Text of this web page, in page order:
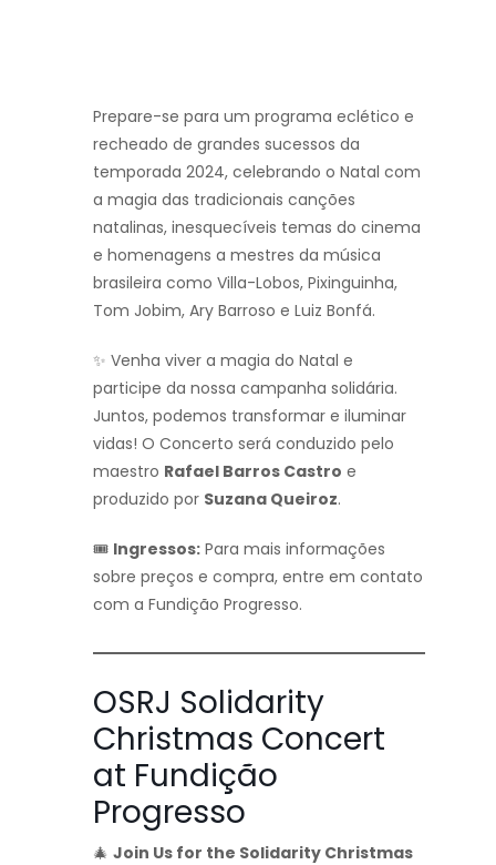
Prepare-se para um programa eclético e
recheado de grandes sucessos da
temporada 2024, celebrando o Natal com
a magia das tradicionais canções
natalinas, inesquecíveis temas do cinema
e homenagens a mestres da música
brasileira como Villa-Lobos, Pixinguinha,
Tom Jobim, Ary Barroso e Luiz Bonfá.
✨ Venha viver a magia do Natal e
participe da nossa campanha solidária.
Juntos, podemos transformar e iluminar
vidas! O Concerto será conduzido pelo
maestro Rafael Barros Castro e
produzido por Suzana Queiroz.
🎟️ Ingressos: Para mais informações
sobre preços e compra, entre em contato
com a Fundição Progresso.
OSRJ Solidarity
Christmas Concert
at Fundição
Progresso
🎄 Join Us for the Solidarity Christmas